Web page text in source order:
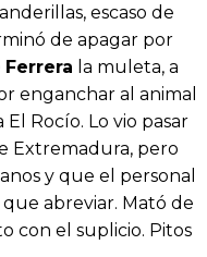
escaso de
de apagar por
Ferrera la muleta, a
enganchar al animal
Rocío. Lo vio pasar
Extremadura, pero
y que el personal
abreviar. Mató de
con el suplicio. Pitos